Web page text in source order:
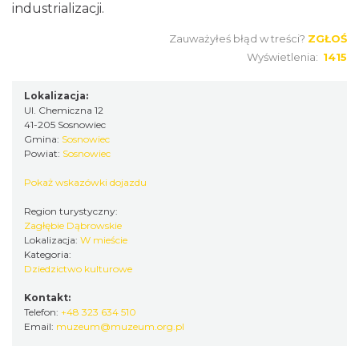
industrializacji.
Zauważyłeś błąd w treści? ZGŁOŚ
Wyświetlenia: 1415
Lokalizacja:
Ul. Chemiczna 12
41-205 Sosnowiec
Gmina: Sosnowiec
Powiat: Sosnowiec
Pokaż wskazówki dojazdu
Region turystyczny:
Zagłębie Dąbrowskie
Lokalizacja: W mieście
Kategoria:
Dziedzictwo kulturowe
Kontakt:
Telefon: +48 323 634 510
Email: muzeum@muzeum.org.pl